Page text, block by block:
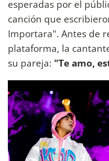
esperadas por el
canción que
Importara". Antes de
plataforma, la
su pareja: "Te amo,